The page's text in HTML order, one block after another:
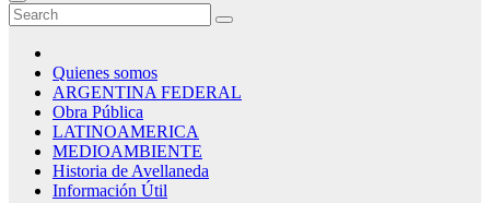
Agenda del sur
Quienes somos
ARGENTINA FEDERAL
Obra Pública
LATINOAMERICA
MEDIOAMBIENTE
Historia de Avellaneda
Información Útil